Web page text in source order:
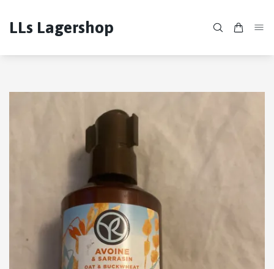
LLs Lagershop